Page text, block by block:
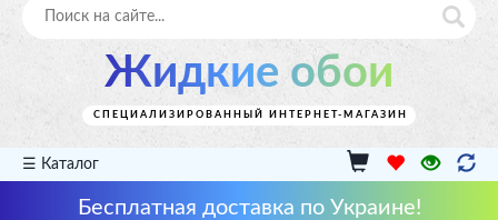
Жидкие обои
СПЕЦИАЛИЗИРОВАННЫЙ ИНТЕРНЕТ-МАГАЗИН
☰ Каталог
Бесплатная доставка по Украине!